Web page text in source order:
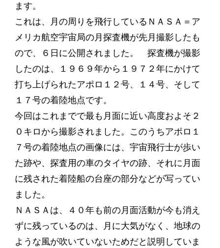
ます。
これは、月の周りを飛行しているＮＡＳＡ＝ア
メリカ航空宇宙局の月探査機が先月撮影したも
ので、６日に公開されました。 探査機が撮影
したのは、１９６９年から１９７２年にかけて
打ち上げられたアポロ１２号、１４号、そして
１７号の着陸地点です。
今回はこれまでで最も月面に近い高度およそ２
０キロから撮影されました。このうちアポロ１
７号の着陸地点の画像には、宇宙飛行士が歩い
た跡や、探査用の車のタイヤの跡、それに月面
に残された着陸船の台座の部分などが写ってい
ました。
ＮＡＳＡは、４０年も前の月面活動が今も消え
ずに残っているのは、月に大気がなく、地球の
ような風が吹いていないためだと説明していま